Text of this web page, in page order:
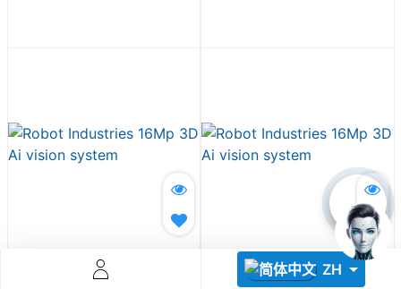
ZH
Register
Robot Industries 16Mp 3D Ai vision system
orRegister
soluție
Scalabil de la 1 robot la zeci de unități
Află mai mult